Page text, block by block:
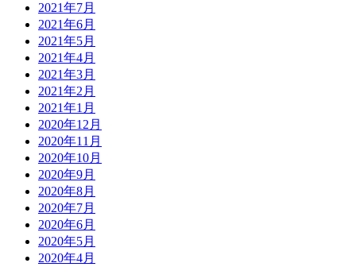
2021年7月
2021年6月
2021年5月
2021年4月
2021年3月
2021年2月
2021年1月
2020年12月
2020年11月
2020年10月
2020年9月
2020年8月
2020年7月
2020年6月
2020年5月
2020年4月